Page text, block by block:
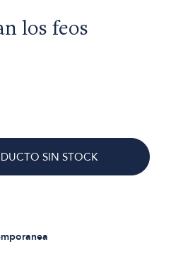
los feos
SIN STOCK